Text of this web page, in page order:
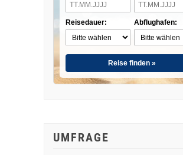
Reisedauer: Abflughafen:
Reise finden »
UMFRAGE